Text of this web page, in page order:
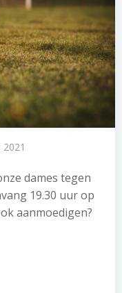
dames tegen
19.30 uur op
aanmoedigen?